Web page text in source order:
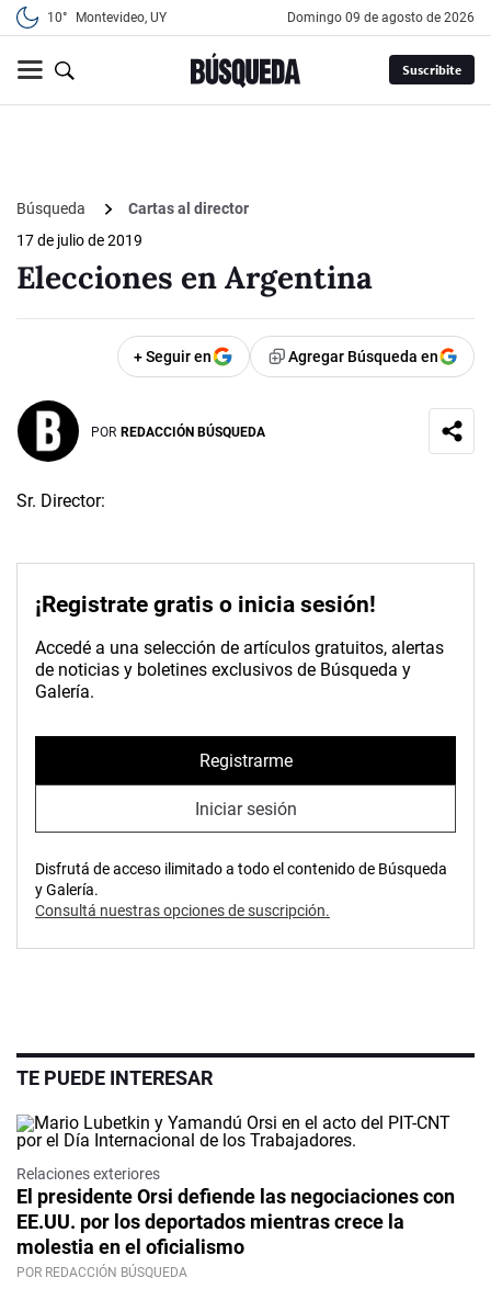
10° Montevideo, UY domingo 09 de agosto de 2026
Suscribite
Búsqueda
Cartas al director
17 de julio de 2019
Elecciones en Argentina
+ Seguir en Agregar Búsqueda en
POR REDACCIÓN BÚSQUEDA
Sr. Director:
¡Registrate gratis o inicia sesión!
Accedé a una selección de artículos gratuitos, alertas
de noticias y boletines exclusivos de Búsqueda y
Galería.
Registrarme
Iniciar sesión
Disfrutá de acceso ilimitado a todo el contenido de Búsqueda
y Galería.
Consultá nuestras opciones de suscripción.
TE PUEDE INTERESAR
Relaciones exteriores
El presidente Orsi defiende las negociaciones con
EE.UU. por los deportados mientras crece la
molestia en el oficialismo
POR REDACCIÓN BÚSQUEDA